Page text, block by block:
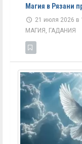
Магия в Рязани
21 июля 2026 в
МАГИЯ, ГАДАНИЯ